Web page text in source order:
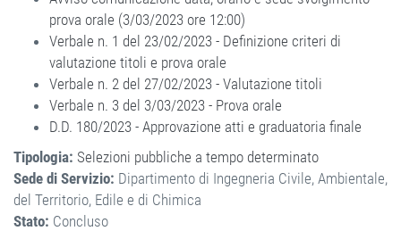
prova orale (3/03/2023 ore 12:00)
Verbale n. 1 del 23/02/2023 - Definizione criteri di
valutazione titoli e prova orale
Verbale n. 2 del 27/02/2023 - Valutazione titoli
Verbale n. 3 del 3/03/2023 - Prova orale
D.D. 180/2023 - Approvazione atti e graduatoria finale
Tipologia: Selezioni pubbliche a tempo determinato
Sede di Servizio: Dipartimento di Ingegneria Civile, Ambientale,
del Territorio, Edile e di Chimica
Stato: Concluso